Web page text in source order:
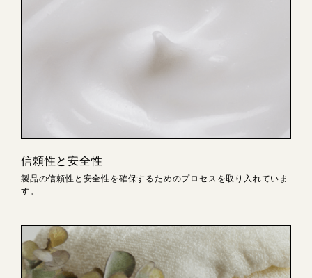
信頼性と安全性
製品の信頼性と安全性を確保するためのプロセスを取り入れていま
す。